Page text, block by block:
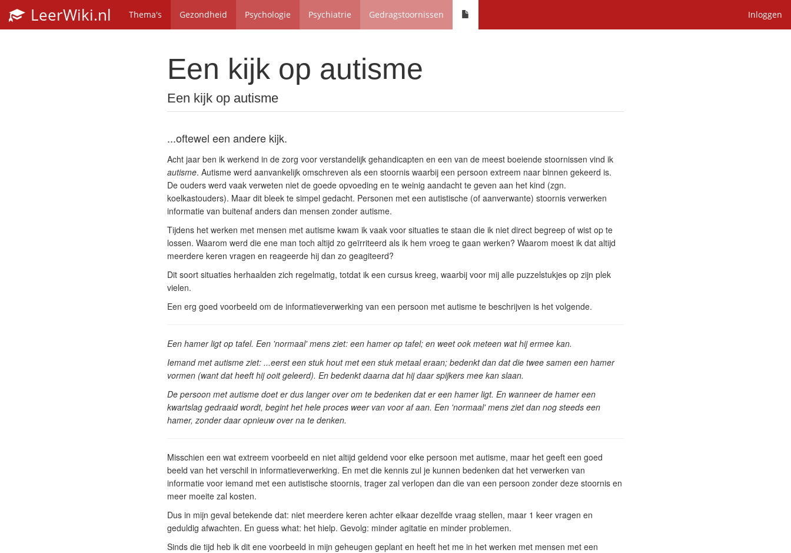
LeerWiki.nl Thema's Gezondheid Psychologie Psychiatrie Gedragstoornissen Inloggen
Een kijk op autisme
Een kijk op autisme
...oftewel een andere kijk.
Acht jaar ben ik werkend in de zorg voor verstandelijk gehandicapten en een van de meest boeiende stoornissen vind ik
autisme. Autisme werd aanvankelijk omschreven als een stoornis waarbij een persoon extreem naar binnen gekeerd is.
De ouders werd vaak verweten niet de goede opvoeding en te weinig aandacht te geven aan het kind (zgn.
koelkastouders). Maar dit bleek te simpel gedacht. Personen met een autistische (of aanverwante) stoornis verwerken
informatie van buitenaf anders dan mensen zonder autisme.
Tijdens het werken met mensen met autisme kwam ik vaak voor situaties te staan die ik niet direct begreep of wist op te
lossen. Waarom werd die ene man toch altijd zo geïrriteerd als ik hem vroeg te gaan werken? Waarom moest ik dat altijd
meerdere keren vragen en reageerde hij dan zo geagiteerd?
Dit soort situaties herhaalden zich regelmatig, totdat ik een cursus kreeg, waarbij voor mij alle puzzelstukjes op zijn plek
vielen.
Een erg goed voorbeeld om de informatieverwerking van een persoon met autisme te beschrijven is het volgende.
Een hamer ligt op tafel. Een 'normaal' mens ziet: een hamer op tafel; en weet ook meteen wat hij ermee kan.
Iemand met autisme ziet: ...eerst een stuk hout met een stuk metaal eraan; bedenkt dan dat die twee samen een hamer
vormen (want dat heeft hij ooit geleerd). En bedenkt daarna dat hij daar spijkers mee kan slaan.
De persoon met autisme doet er dus langer over om te bedenken dat er een hamer ligt. En wanneer de hamer een
kwartslag gedraaid wordt, begint het hele proces weer van voor af aan. Een 'normaal' mens ziet dan nog steeds een
hamer, zonder daar opnieuw over na te denken.
Misschien een wat extreem voorbeeld en niet altijd geldend voor elke persoon met autisme, maar het geeft een goed
beeld van het verschil in informatieverwerking. En met die kennis zul je kunnen bedenken dat het verwerken van
informatie voor iemand met een autistische stoornis, trager zal verlopen dan die van een persoon zonder deze stoornis en
meer moeite zal kosten.
Dus in mijn geval betekende dat: niet meerdere keren achter elkaar dezelfde vraag stellen, maar 1 keer vragen en
geduldig afwachten. En guess what: het hielp. Gevolg: minder agitatie en minder problemen.
Sinds die tijd heb ik dit ene voorbeeld in mijn geheugen geplant en heeft het me in het werken met mensen met een